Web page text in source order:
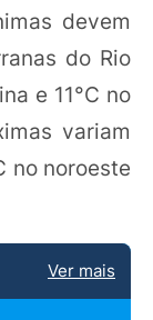
devem
do Rio
e 11°C no
variam
no noroeste
Ver mais